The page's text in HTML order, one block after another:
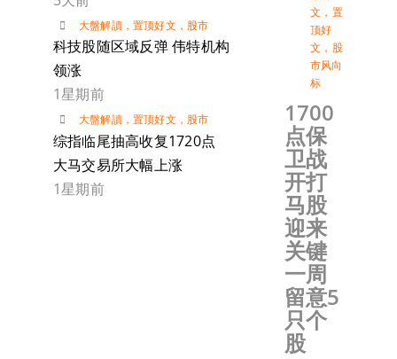
大盤解讀， 置顶好文 ， 股市
科技股随区域反弹 伟特机构
领涨
1星期前
大盤解讀， 置顶好文 ， 股市
综指临尾抽高收复1720点
大马交易所大幅上涨
1星期前
文 ， 置
顶好
文 ， 股
市风向
标
1700
点保
卫战
开打
马股
迎来
关键
一周
留意5
只个
股